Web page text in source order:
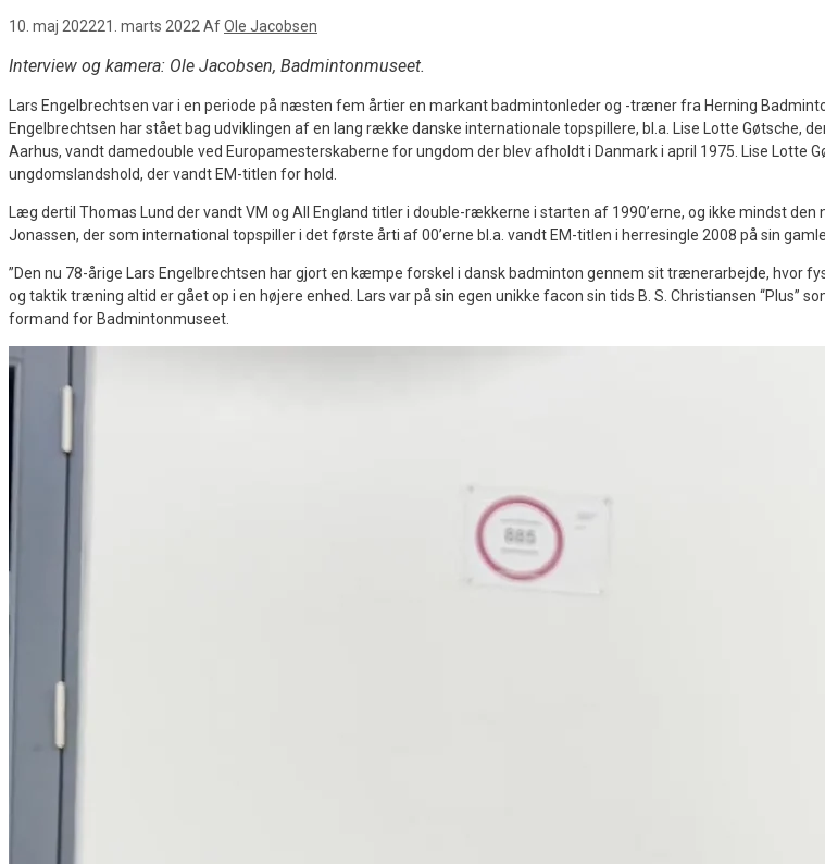
10. maj 202221. marts 2022AfOle Jacobsen
Interview og kamera: Ole Jacobsen, Badmintonmuseet.
Lars Engelbrechtsen var i en periode på næsten fem årtier en markant badmintonleder og -træner fra Herning
Engelbrechtsen har stået bag udviklingen af en lang række danske internationale topspillere, bl.a. Lise Lotte Gøtsche,
Aarhus, vandt damedouble ved Europamesterskaberne for ungdom der blev afholdt i Danmark i april 1975. Lise Lotte
ungdomslandshold, der vandt EM-titlen for hold.
Læg dertil Thomas Lund der vandt VM og All England titler i double-rækkerne i starten af 1990’erne, og ikke mindst
Jonassen, der som international topspiller i det første årti af 00’erne bl.a. vandt EM-titlen i herresingle 2008 på sin
”Den nu 78-årige Lars Engelbrechtsen har gjort en kæmpe forskel i dansk badminton gennem sit trænerarbejde, hvor
og taktik træning altid er gået op i en højere enhed. Lars var på sin egen unikke facon sin tids B. S. Christiansen “Plus”
formand for Badmintonmuseet.